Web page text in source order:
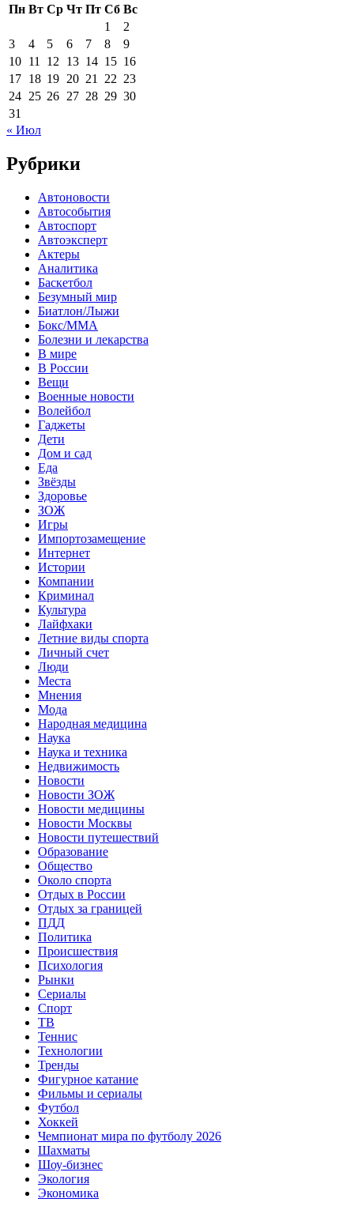
Пн Вт Ср Чт Пт Сб Вс
1
2
3
4 5 6 7 8
9
10 11 12 13 14 15 16
17 18 19 20 21 22 23
24 25 26 27 28 29 30
31
« Июл
Рубрики
Автоновости
Автособытия
Автоспорт
Автоэксперт
Актеры
Аналитика
Баскетбол
Безумный мир
Биатлон/Лыжи
Бокс/MMA
Болезни и лекарства
В мире
В России
Вещи
Военные новости
Волейбол
Гаджеты
Дети
Дом и сад
Еда
Звёзды
Здоровье
ЗОЖ
Игры
Импортозамещение
Интернет
Истории
Компании
Криминал
Культура
Лайфхаки
Летние виды спорта
Личный счет
Люди
Места
Мнения
Мода
Народная медицина
Наука
Наука и техника
Недвижимость
Новости
Новости ЗОЖ
Новости медицины
Новости Москвы
Новости путешествий
Образование
Общество
Около спорта
Отдых в России
Отдых за границей
ПДД
Политика
Происшествия
Психология
Рынки
Сериалы
Спорт
ТВ
Теннис
Технологии
Тренды
Фигурное катание
Фильмы и сериалы
Футбол
Хоккей
Чемпионат мира по футболу 2026
Шахматы
Шоу-бизнес
Экология
Экономика